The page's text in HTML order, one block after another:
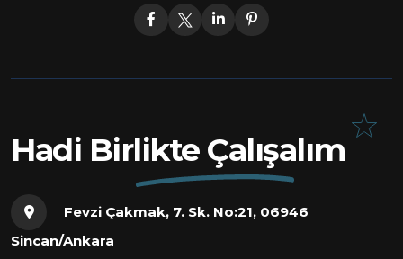
Hadi Birlikte Çalışalım
Fevzi Çakmak, 7. Sk. No:21, 06946
Sincan/Ankara